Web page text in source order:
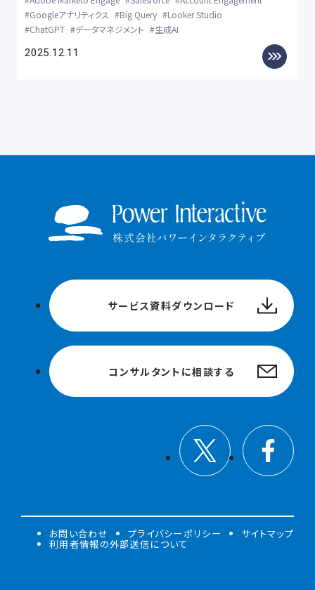
Googleアナリティクス
Big Query
Looker Studio
ChatGPT
データマネジメント 生成AI
2025.12.11
サービス資料ダウンロード
コンサルタントに相談する
お問い合わせ プライバシーポリシー サイトマップ
利用者情報の外部送信について